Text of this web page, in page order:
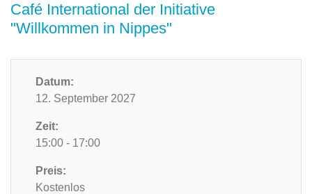
Café International der Initiative
"Willkommen in Nippes"
Datum:
12. September 2027
Zeit:
15:00 - 17:00
Preis:
Kostenlos